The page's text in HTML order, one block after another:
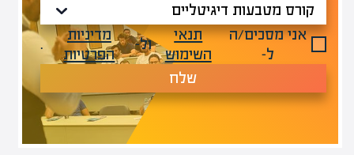
אני מסכים/ה
ל-
תנאי
השימוש
ול-
מדיניות
הפרטיות
.
שלח